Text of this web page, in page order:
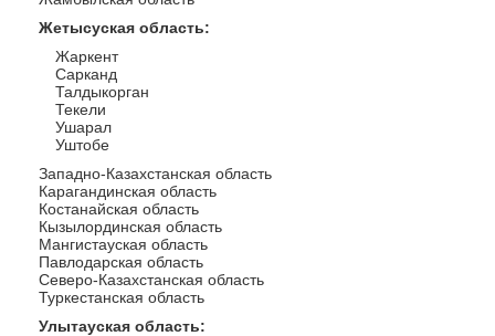
Жетысуская область:
Жаркент
Сарканд
Талдыкорган
Текели
Ушарал
Уштобе
Западно-Казахстанская область
Карагандинская область
Костанайская область
Кызылординская область
Мангистауская область
Павлодарская область
Северо-Казахстанская область
Туркестанская область
Улытауская область: